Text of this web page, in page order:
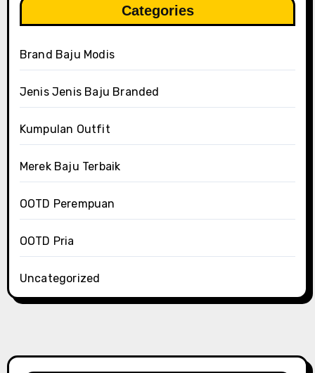
Categories
Brand Baju Modis
Jenis Jenis Baju Branded
Kumpulan Outfit
Merek Baju Terbaik
OOTD Perempuan
OOTD Pria
Uncategorized